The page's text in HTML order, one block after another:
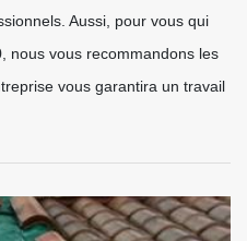
Aussi, pour vous qui
nous vous recommandons les
vous garantira un travail